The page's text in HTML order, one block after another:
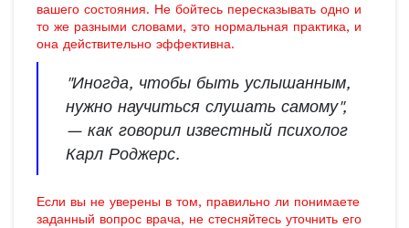
вашего состояния. Не бойтесь пересказывать одно и
то же разными словами, это нормальная практика, и
она действительно эффективна.
"Иногда, чтобы быть услышанным,
нужно научиться слушать самому",
— как говорил известный психолог
Карл Роджерс.
Если вы не уверены в том, правильно ли понимаете
заданный вопрос врача, не стесняйтесь уточнить его